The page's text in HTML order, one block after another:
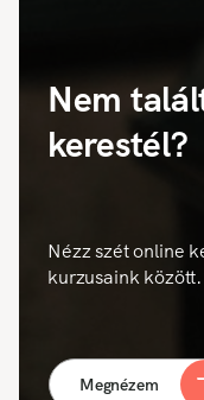
Nem
kerestél?
Nézz szét online
kurzusaink között.
Megnézem